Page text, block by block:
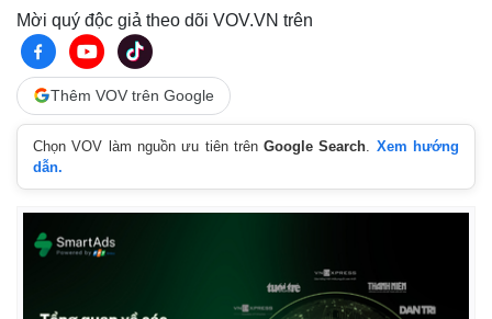
Mời quý độc giả theo dõi VOV.VN trên
Thêm VOV trên Google
Chọn VOV làm nguồn ưu tiên trênGoogle Search
Xem hướng
dẫn.